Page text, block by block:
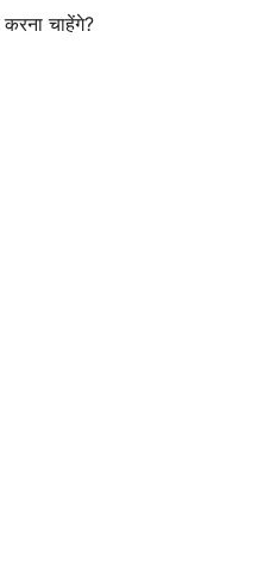
चाहेंगे?